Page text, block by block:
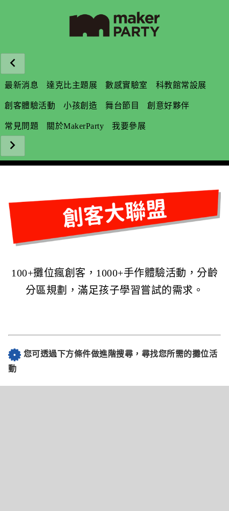
最新消息 達克比主題展 數感實驗室 科教館常設展
創客體驗活動 小孩創造 舞台節目 創意好夥伴
常見問題 關於MakerParty 我要參展
100+攤位瘋創客，1000+手作體驗活動，分齡
分區規劃，滿足孩子學習嘗試的需求。
您可透過下方條件做進階搜尋，尋找您所需的攤位活
動